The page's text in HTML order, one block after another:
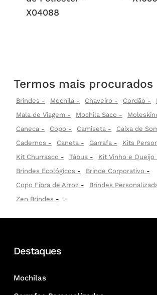
X04088
Termos mais procurados
Brindes Mochila Chaveiro Cordão
Mala de Viagem
Mochila Saco
Caneca
Copo Camiseta Caixa de
Cadernos
Caneta Garrafa
Kits
Kit Churrasco
Tábua
Kit Vinho e Queijo
Brindes Ecológicos
Brinde Corporativo
Copo Fibra de Arroz
Brindes
Zen Brindes
✨
Destaques
Mochilas